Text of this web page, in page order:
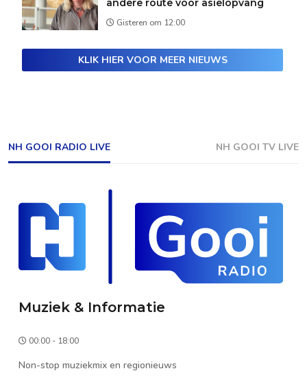
andere route voor asielopvang
Gisteren om 12:00
KLIK HIER VOOR MEER NIEUWS
NH GOOI RADIO LIVE NH GOOI TV LIVE
Muziek & Informatie
00:00 - 18:00
Non-stop muziekmix en regionieuws